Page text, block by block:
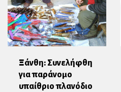
Ξάνθη: Συνελήφθη
για παράνομο
υπαίθριο πλανόδιο